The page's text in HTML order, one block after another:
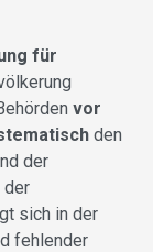
für
vor
den
der
der
sich in der
fehlender